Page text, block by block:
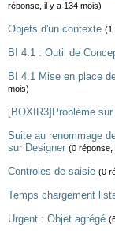
réponse, il y a 134 mois)
Objets d'un contexte (1
BI 4.1 : Outil de
BI 4.1 Mise en place
mois)
[BOXIR3]Problème
Suite au renommage
sur Designer (0 réponse,
Controles de saisie (0
Temps chargement
Urgent : Objet agrégé